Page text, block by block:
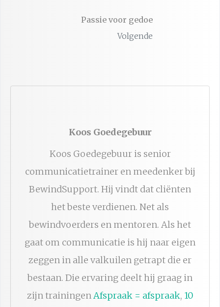
Passie voor gedoe
Volgende
Koos Goedegebuur
Koos Goedegebuur is senior
communicatietrainer en meedenker bij
BewindSupport. Hij vindt dat cliënten
het beste verdienen. Net als
bewindvoerders en mentoren. Als het
gaat om communicatie is hij naar eigen
zeggen in alle valkuilen getrapt die er
bestaan. Die ervaring deelt hij graag in
zijn trainingenAfspraak = afspraak, 10